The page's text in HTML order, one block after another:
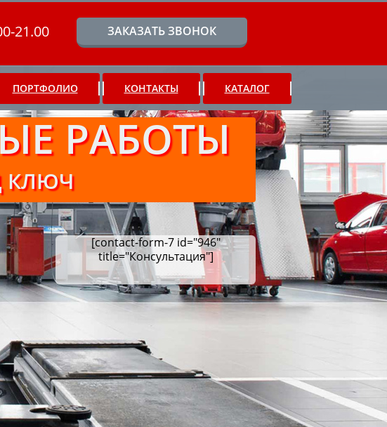
21.00 ЗАКАЗАТЬ ЗВОНОК
ПОРТФОЛИО КОНТАКТЫ КАТАЛОГ
РАБОТЫ
КЛЮЧ
[contact-form-7 id="946"
title="Консультация"]